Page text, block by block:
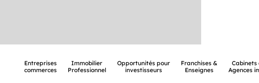
Entreprises
commerces
Immobilier
Professionnel
Opportunités pour
investisseurs
Franchises &
Enseignes
Agences